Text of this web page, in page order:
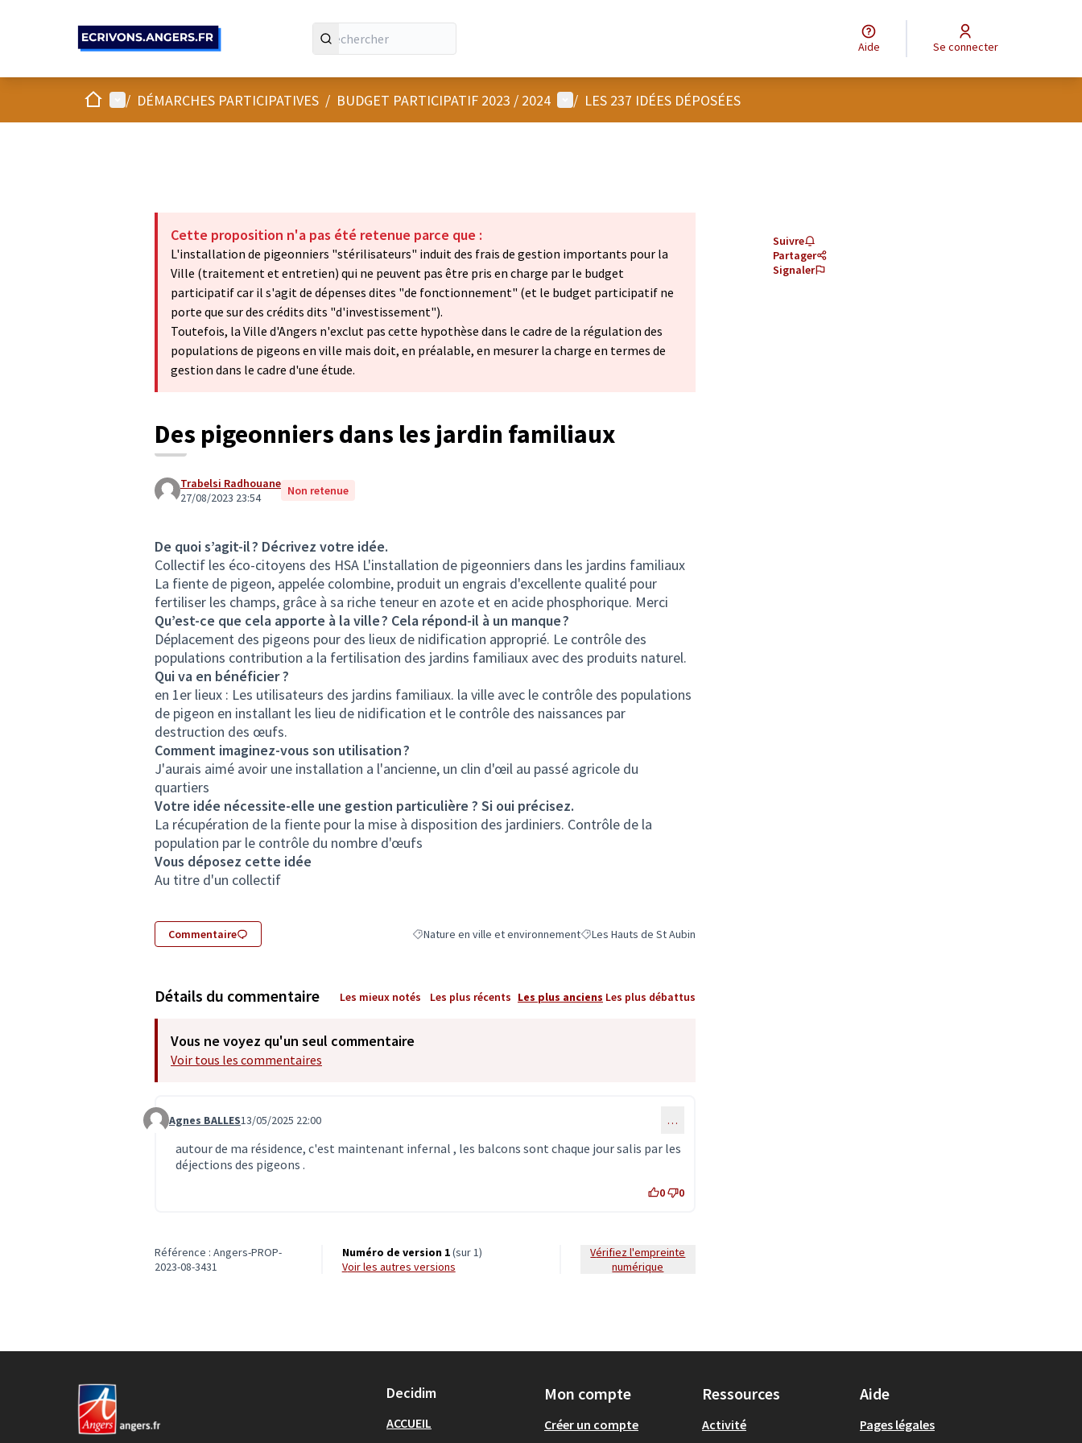
Aide Se connecter
AccueilMenu principal
/ DÉMARCHES PARTICIPATIVES / BUDGET PARTICIPATIF 2023 / 2024 Menu utilisateur
/ LES 237 IDÉES DÉPOSÉES
Cette proposition n'a pas été retenue parce que :
L'installation de pigeonniers "stérilisateurs" induit des frais de gestion importants pour la
Ville (traitement et entretien) qui ne peuvent pas être pris en charge par le budget
participatif car il s'agit de dépenses dites "de fonctionnement" (et le budget participatif ne
porte que sur des crédits dits "d'investissement").
Toutefois, la Ville d'Angers n'exclut pas cette hypothèse dans le cadre de la régulation des
populations de pigeons en ville mais doit, en préalable, en mesurer la charge en termes de
gestion dans le cadre d'une étude.
Des pigeonniers dans les jardin familiaux
Trabelsi Radhouane
27/08/2023 23:54
Non retenue
De quoi s’agit-il ? Décrivez votre idée.
Collectif les éco-citoyens des HSA L'installation de pigeonniers dans les jardins familiaux
La fiente de pigeon, appelée colombine, produit un engrais d'excellente qualité pour
fertiliser les champs, grâce à sa riche teneur en azote et en acide phosphorique. Merci
Qu’est-ce que cela apporte à la ville ? Cela répond-il à un manque ?
Déplacement des pigeons pour des lieux de nidification approprié. Le contrôle des
populations contribution a la fertilisation des jardins familiaux avec des produits naturel.
Qui va en bénéficier ?
en 1er lieux : Les utilisateurs des jardins familiaux. la ville avec le contrôle des populations
de pigeon en installant les lieu de nidification et le contrôle des naissances par
destruction des œufs.
Comment imaginez-vous son utilisation ?
J'aurais aimé avoir une installation a l'ancienne, un clin d'œil au passé agricole du
quartiers
Votre idée nécessite-elle une gestion particulière ? Si oui précisez.
La récupération de la fiente pour la mise à disposition des jardiniers. Contrôle de la
population par le contrôle du nombre d'œufs
Vous déposez cette idée
Au titre d'un collectif
Commentaire Filtrer les résultats de la catégorie : Nature en ville et environnement
Nature en ville et environnementFiltrer les résultats pour le secteur : Les Hauts de St Aubin
Les Hauts de St Aubin
Suivre
Partager
Signaler
Détails du commentaire Les mieux notés Les plus récents Les plus anciens Les plus débattus
Vous ne voyez qu'un seul commentaire
Voir tous les commentaires
Commentaire 7461
Agnes BALLES13/05/2025 22:00 …
autour de ma résidence, c'est maintenant infernal , les balcons sont chaque jour salis par les
déjections des pigeons .
0 0
Référence : Angers-PROP-
2023-08-3431
Numéro de version 1(sur 1)
voir les autres versions
Vérifiez l'empreinte
numérique
Decidim
ACCUEIL
Mon compte
Créer un compte
Ressources
Activité
Aide
Pages légales